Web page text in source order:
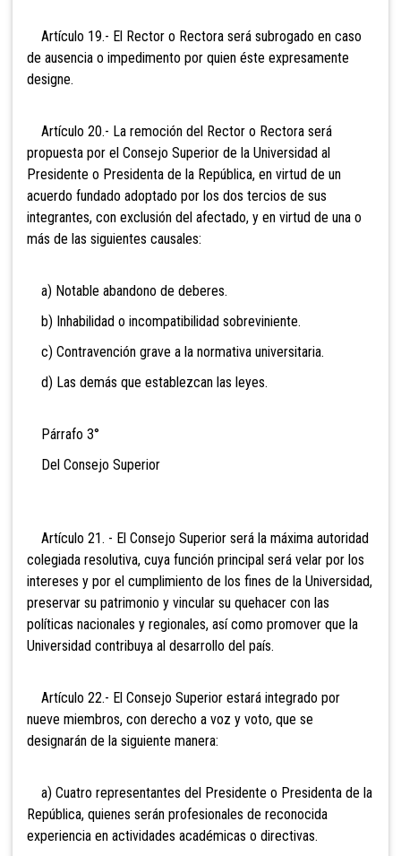
Artículo 19.- El Rector o Rectora será subrogado en caso
de ausencia o impedimento por quien éste expresamente
designe.
Artículo 20.- La remoción del Rector o Rectora será
propuesta por el Consejo Superior de la Universidad al
Presidente o Presidenta de la República, en virtud de un
acuerdo fundado adoptado por los dos tercios de sus
integrantes, con exclusión del afectado, y en virtud de una o
más de las siguientes causales:
a) Notable abandono de deberes.
b) Inhabilidad o incompatibilidad sobreviniente.
c) Contravención grave a la normativa universitaria.
d) Las demás que establezcan las leyes.
Párrafo 3°
Del Consejo Superior
Artículo 21. - El Consejo Superior será la máxima autoridad
colegiada resolutiva, cuya función principal será velar por los
intereses y por el cumplimiento de los fines de la Universidad,
preservar su patrimonio y vincular su quehacer con las
políticas nacionales y regionales, así como promover que la
Universidad contribuya al desarrollo del país.
Artículo 22.- El Consejo Superior estará integrado por
nueve miembros, con derecho a voz y voto, que se
designarán de la siguiente manera:
a) Cuatro representantes del Presidente o Presidenta de la
República, quienes serán profesionales de reconocida
experiencia en actividades académicas o directivas.